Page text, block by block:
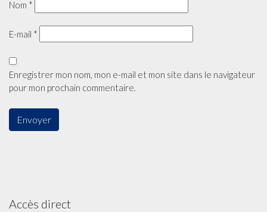
Nom *
E-mail *
Enregistrer mon nom, mon e-mail et mon site dans le navigateur
pour mon prochain commentaire.
Accès direct